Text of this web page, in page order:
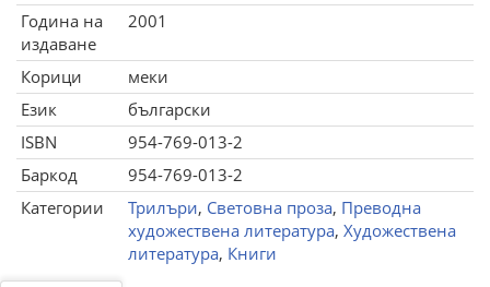
Година на
издаване
2001
Корици
меки
Език
български
ISBN
954-769-013-2
Баркод
954-769-013-2
Категории
Трилъри, Световна проза, Преводна
художествена литература, Художествена
литература, Книги